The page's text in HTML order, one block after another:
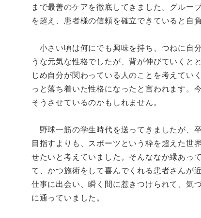
まで最善のケアを徹底してきました。グルー
を超え、患者様の信頼を確立できていると自
小さい頃は何にでも興味を持ち、つねに自
うな元気な性格でしたが、背が伸びていくと
じめ自分が関わっている人のことを考えてい
っと落ち着いた性格になったと言われます。
そうさせているのかもしれません。
野球一筋の学生時代を送ってきましたが、
目指すよりも、スポーツという枠を超えた世
せたいと考えていました。そんななか縁あっ
て、かつ施術をして喜んでくれる患者さんが
仕事に出会い、瞬く間に惹きつけられて、気
に通っていました。